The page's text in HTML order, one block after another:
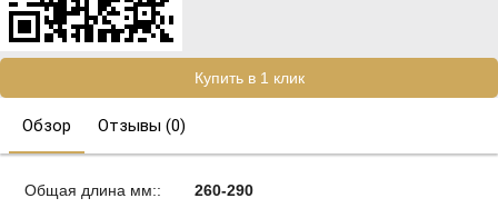
Обзор Отзывы (0)
Общая длина мм:: 260-290